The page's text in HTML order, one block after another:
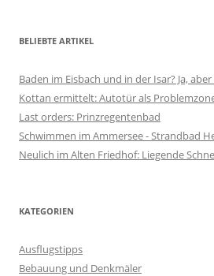
BELIEBTE ARTIKEL
Baden im Eisbach und in der Isar? Ja, aber
Kottan ermittelt: Autotür als
Last orders: Prinzregentenbad
Schwimmen im Ammersee - Strandbad
Neulich im Alten Friedhof: Liegende
KATEGORIEN
Ausflugstipps
Bebauung und Denkmäler